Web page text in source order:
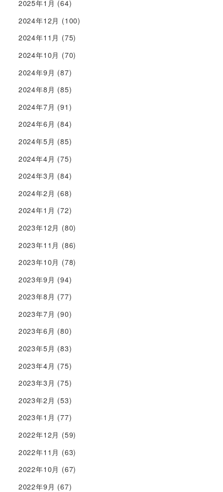
2025年1月 (64)
2024年12月 (100)
2024年11月 (75)
2024年10月 (70)
2024年9月 (87)
2024年8月 (85)
2024年7月 (91)
2024年6月 (84)
2024年5月 (85)
2024年4月 (75)
2024年3月 (84)
2024年2月 (68)
2024年1月 (72)
2023年12月 (80)
2023年11月 (86)
2023年10月 (78)
2023年9月 (94)
2023年8月 (77)
2023年7月 (90)
2023年6月 (80)
2023年5月 (83)
2023年4月 (75)
2023年3月 (75)
2023年2月 (53)
2023年1月 (77)
2022年12月 (59)
2022年11月 (63)
2022年10月 (67)
2022年9月 (67)